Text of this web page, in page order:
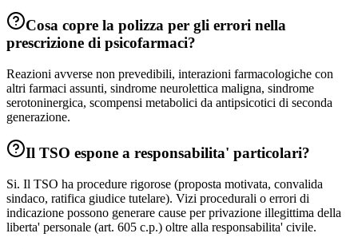
Cosa copre la polizza per gli errori nella
prescrizione di psicofarmaci?
Reazioni avverse non prevedibili, interazioni farmacologiche con
altri farmaci assunti, sindrome neurolettica maligna, sindrome
serotoninergica, scompensi metabolici da antipsicotici di seconda
generazione.
Il TSO espone a responsabilita' particolari?
Si. Il TSO ha procedure rigorose (proposta motivata, convalida
sindaco, ratifica giudice tutelare). Vizi procedurali o errori di
indicazione possono generare cause per privazione illegittima della
liberta' personale (art. 605 c.p.) oltre alla responsabilita' civile.